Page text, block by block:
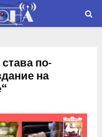
по-
на